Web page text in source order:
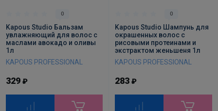
0
Kapous Studio Бальзам
увлажняющий для волос с
маслами авокадо и оливы
1л
KAPOUS PROFESSIONAL
329 ₽
0
Kapous Studio Шампунь для
окрашенных волос с
рисовыми протеинами и
экстрактом женьшеня 1л
KAPOUS PROFESSIONAL
283 ₽